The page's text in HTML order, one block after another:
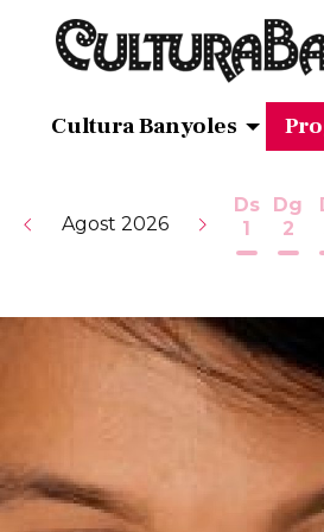
Cultura Banyoles
Agost 2026
Ds
1
Dg
2